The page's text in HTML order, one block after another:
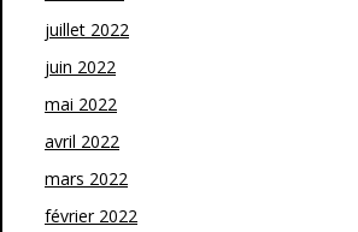
juillet 2022
juin 2022
mai 2022
avril 2022
mars 2022
février 2022